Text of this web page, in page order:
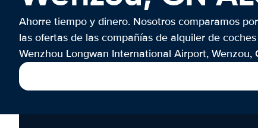
Ahorre tiempo y dinero. Nosotros comparamos
las ofertas de las compañías de alquiler de
Wenzhou Longwan International Airport, Wenzou,